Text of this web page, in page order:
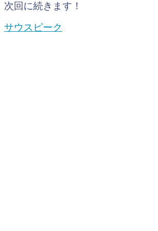
次回に続きます！
サウスピーク